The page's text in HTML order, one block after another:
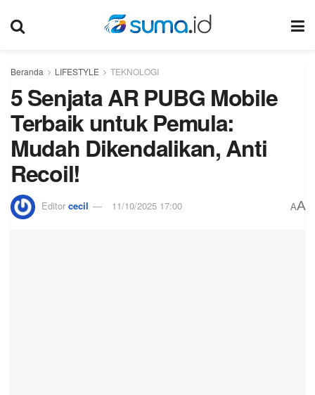
Beranda LIFESTYLE TEKNOLOGI
5 Senjata AR PUBG Mobile
Terbaik untuk Pemula:
Mudah Dikendalikan, Anti
Recoil!
Editor cecil 11/10/2025 17:00 AA